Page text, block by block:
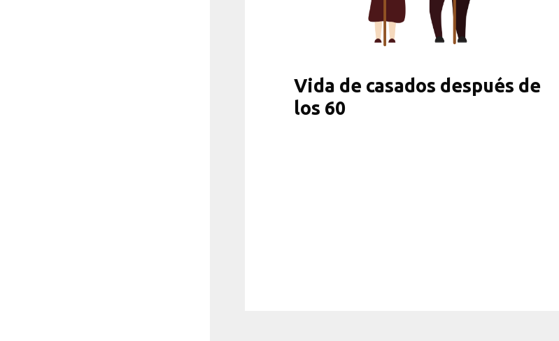
Vida de casados después de
los 60